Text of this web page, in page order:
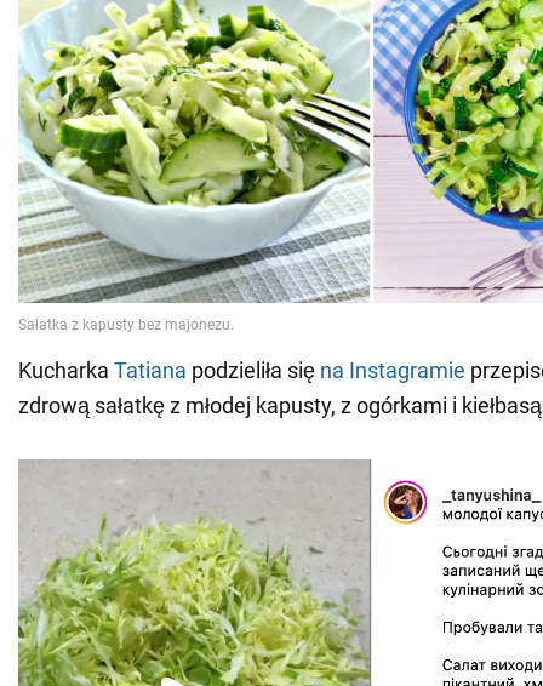
Kucharka Tatiana podzieliła się na Instagramie
zdrową sałatkę z młodej kapusty, z ogórkami i